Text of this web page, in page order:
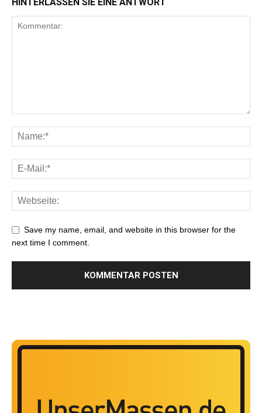
Save my name, email, and website in this browser for the
next time I comment.